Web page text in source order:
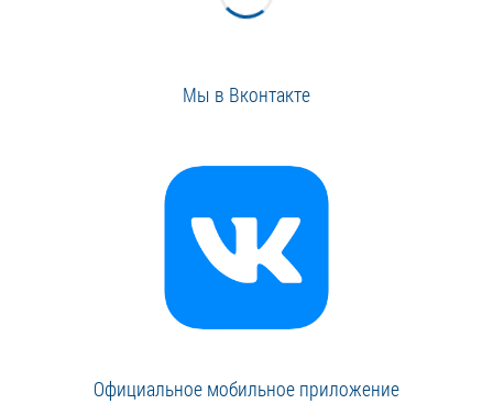
Мы в Вконтакте
Официальное мобильное приложение